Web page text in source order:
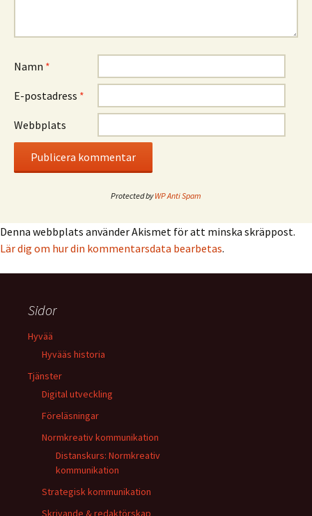
Namn *
E-postadress *
Webbplats
Protected byWP Anti Spam
Denna webbplats använder Akismet för att minska skräppost.
Lär dig om hur din kommentarsdata bearbetas.
Sidor
Hyvää
Hyvääs historia
Tjänster
Digital utveckling
Föreläsningar
Normkreativ kommunikation
Distanskurs: Normkreativ
kommunikation
Strategisk kommunikation